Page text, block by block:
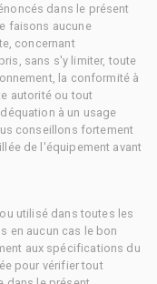
dans le présent
faisons aucune
concernant
sans s'y limiter, toute
la conformité à
autorité ou tout
à un usage
conseillons fortement
de l'équipement avant
utilisé dans toutes les
en aucun cas le bon
aux spécifications du
pour vérifier tout